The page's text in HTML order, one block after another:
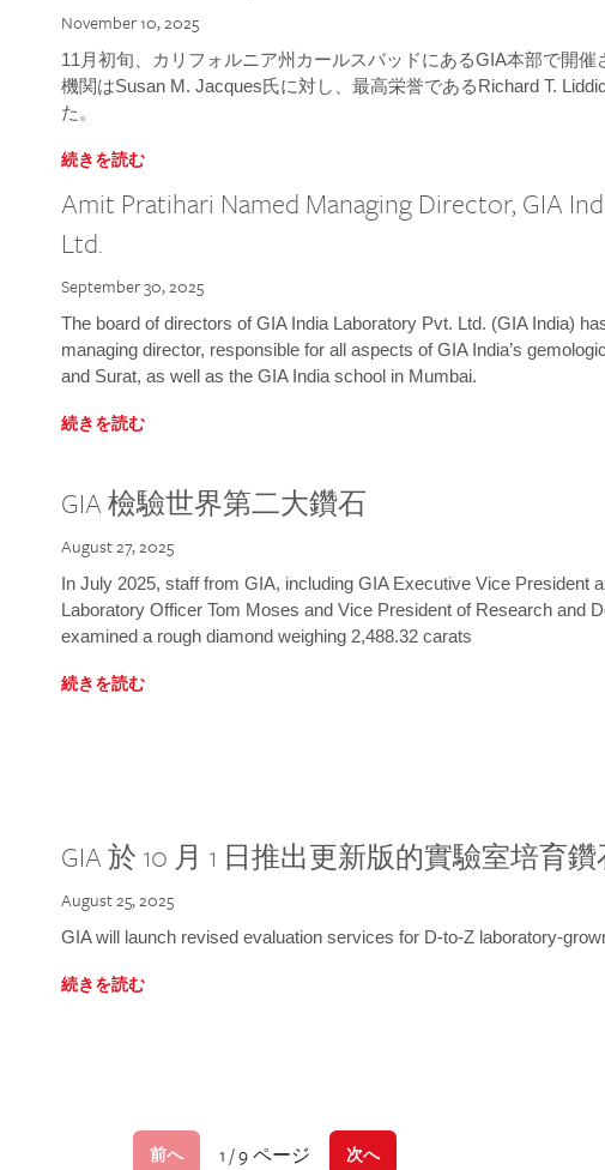
November 10, 2025
11月初旬、カリフォルニア州カールスバッドにあるGIA本部で開催
機関はSusan M. Jacques氏に対し、最高栄誉であるRichard T.
た。
続きを読む
Amit Pratihari Named Managing Director, GIA
Ltd.
September 30, 2025
The board of directors of GIA India Laboratory Pvt. Ltd. (GIA India)
managing director, responsible for all aspects of GIA India’s
and Surat, as well as the GIA India school in Mumbai.
続きを読む
GIA 檢驗世界第二大鑽石
August 27, 2025
In July 2025, staff from GIA, including GIA Executive Vice President
Laboratory Officer Tom Moses and Vice President of Research and
examined a rough diamond weighing 2,488.32 carats
続きを読む
GIA 於 10 月 1 日推出更新版的實驗室培育
August 25, 2025
GIA will launch revised evaluation services for D-to-Z laboratory-
続きを読む
前へ 1 / 9 ページ 次へ